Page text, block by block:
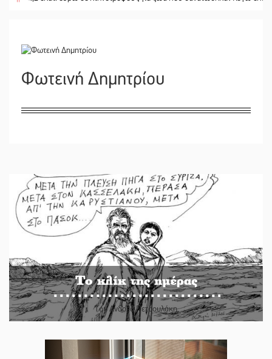
Φωτεινή Δημητρίου
Το κλίκ της ημέρας
Του Ανδρέα Πετρουλάκη